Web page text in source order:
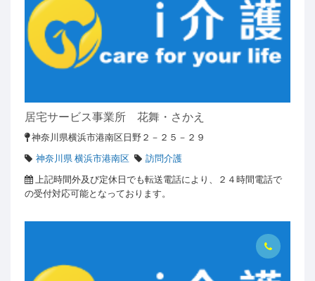
居宅サービス事業所 花舞・さかえ
神奈川県横浜市港南区日野２－２５－２９
神奈川県 横浜市港南区
訪問介護
上記時間外及び定休日でも転送電話により、２４時間電話で
の受付対応可能となっております。